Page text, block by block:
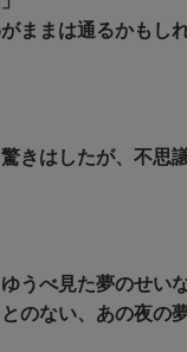
ままは通るかもしれ
驚きはしたが、不思
うべ見た夢のせい
とのない、あの夜の